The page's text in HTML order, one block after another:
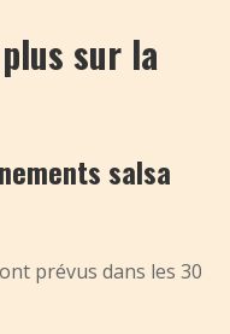
sur la
salsa
prévus dans les 30